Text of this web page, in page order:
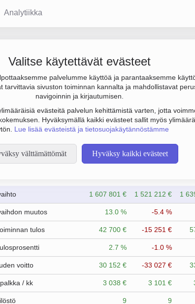
Analytiikka
Valitse käytettävät evästeet
palvelumme käyttöä ja parantaaksemme
tarvittavia sivuston toiminnan kannalta ja mahdollistavat
navigoinnin ja kirjautumisen.
evästeitä palvelun kehittämistä varten, jotta
Hyväksymällä kaikki evästeet sallit myös
Lue lisää evästeistä ja tietosuojakäytännöstämme
välttämättömät Hyväksy kaikki evästeet
henkilöstömäärä 9. Sen päätoimiala on Tieliikenteen
(OY).
1 607 801 € 1 521 212 € 1
muutos 13.0 % -5.4 %
tulos 42 700 € -15 251 €
2.7 % -1.0 %
voitto 30 152 € -33 027 €
/ kk 3 038 € 3 101 €
9 9